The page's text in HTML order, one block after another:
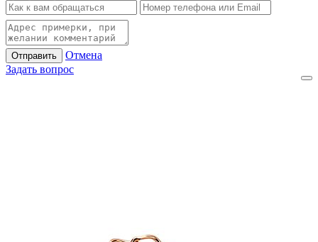
Отправить
Отмена
Задать вопрос